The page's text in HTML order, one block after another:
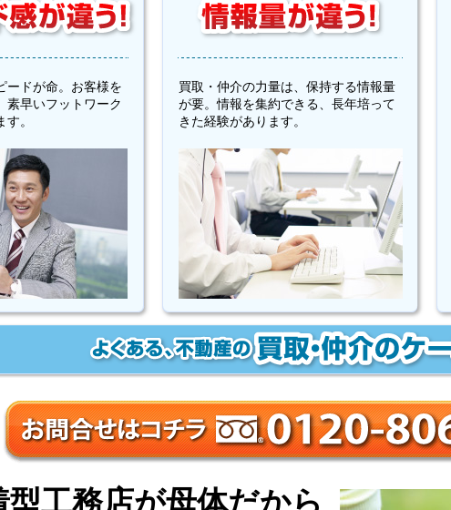
ードが命。お客様を
素早いフットワーク
。
買取・仲介の力量は、保持する情報量
が要。情報を集約できる、長年培って
きた経験があります。
型工務店が母体だから